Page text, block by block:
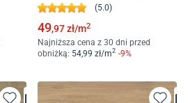
8Mm
(5.0)
49,97zł/m2
Najniższa cena z 30 dni przed
obniżką: 54,99 zł/m2 -9%